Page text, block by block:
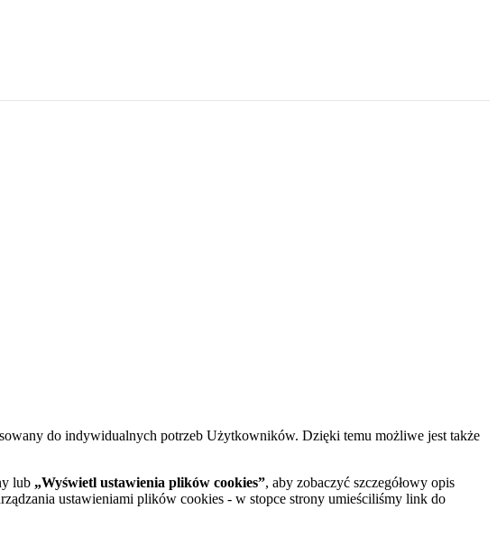
do indywidualnych potrzeb Użytkowników. Dzięki temu możliwe jest także
lub „Wyświetl ustawienia plików cookies”, aby zobaczyć szczegółowy opis
ustawieniami plików cookies - w stopce strony umieściliśmy link do